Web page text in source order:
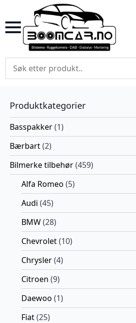
Produktkategorier
Basspakker(1)
Bærbart(2)
Bilmerke tilbehør(459)
Alfa Romeo (5)
Audi (45)
BMW(28)
Chevrolet(10)
Chrysler(4)
Citroen (9)
Daewoo (1)
Fiat(25)